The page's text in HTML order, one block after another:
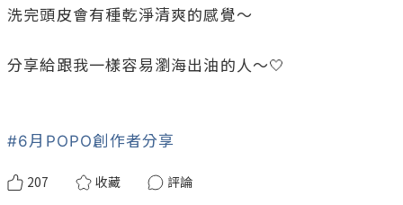
洗完頭皮會有種乾淨清爽的感覺～
分享給跟我一樣容易瀏海出油的人～🤍
#6月POPO創作者分享
207 收藏
評論